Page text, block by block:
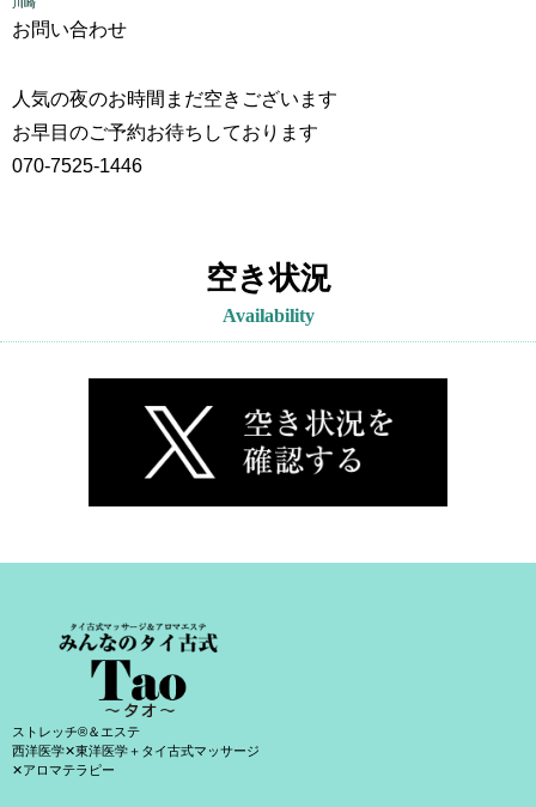
川崎
お問い合わせ
人気の夜のお時間まだ空きございます
お早目のご予約お待ちしております
070-7525-1446
空き状況
Availability
ストレッチ®＆エステ
西洋医学✕東洋医学＋タイ古式マッサージ
✕アロマテラピー